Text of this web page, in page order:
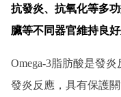
抗發炎、抗氧化等多
臟等不同器官維持良好
Omega-3脂肪酸是發
發炎反應，具有保護